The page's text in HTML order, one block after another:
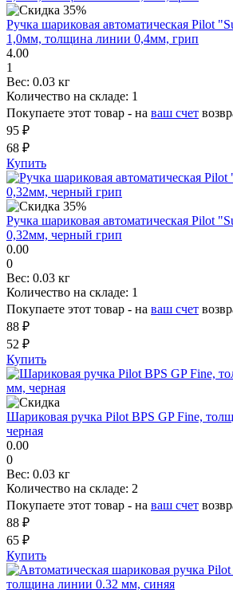
Ручка шариковая автоматическая Pilot
1,0мм, толщина линии 0,4мм, грип
4.00
1
Вес: 0.03 кг
Количество на складе: 1
Покупаете этот товар - на ваш счет
95 ₽
68 ₽
Купить
Ручка шариковая автоматическая Pilot
0,32мм, черный грип
0.00
0
Вес: 0.03 кг
Количество на складе: 1
Покупаете этот товар - на ваш счет
88 ₽
52 ₽
Купить
Шариковая ручка Pilot BPS GP Fine,
черная
0.00
0
Вес: 0.03 кг
Количество на складе: 2
Покупаете этот товар - на ваш счет
88 ₽
65 ₽
Купить